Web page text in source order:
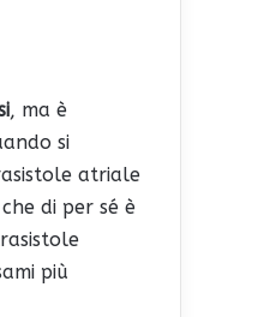
, ma è
si
atriale
di per sé è
più